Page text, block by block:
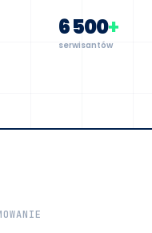
6 500+
serwisantów